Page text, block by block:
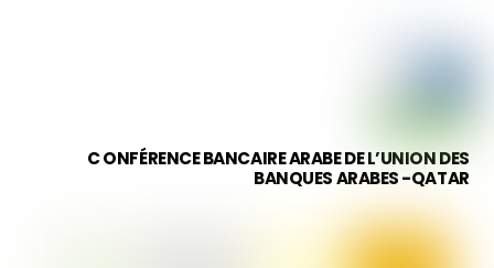
C ONFÉRENCE BANCAIRE ARABE DE L’UNION DES
BANQUES ARABES -QATAR